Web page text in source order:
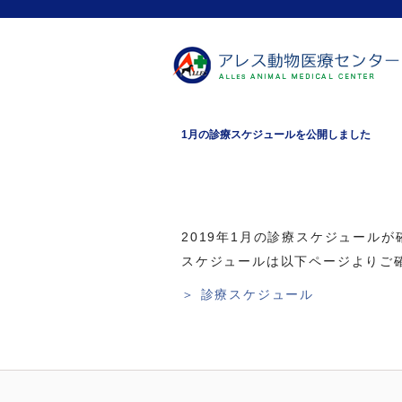
1月の診療スケジュールを公開しました
2019年1月の診療スケジュールが
スケジュールは以下ページよりご
＞ 診療スケジュール